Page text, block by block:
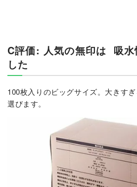
C評価: 人気の無印は 吸
した
100枚入りのビッグサイズ。大きす
選びます。